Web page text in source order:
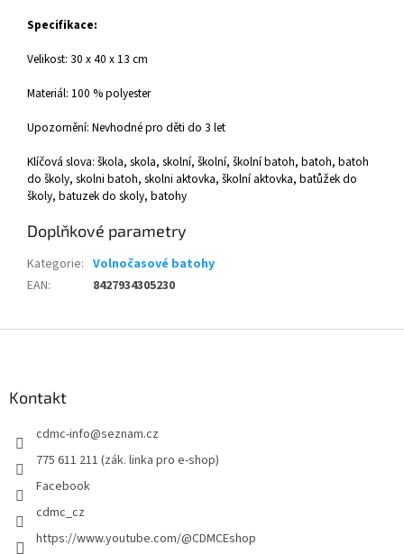
Specifikace:
Velikost: 30 x 40 x 13 cm
Materiál: 100 % polyester
Upozornění: Nevhodné pro děti do 3 let
Klíčová slova: škola, skola, skolní, školní, školní batoh, batoh, batoh
do školy, skolni batoh, skolni aktovka, školní aktovka, batůžek do
školy, batuzek do skoly, batohy
Doplňkové parametry
Kategorie: Volnočasové batohy
EAN: 8427934305230
Kontakt
cdmc-info@seznam.cz
775 611 211 (zák. linka pro e-shop)
Facebook
cdmc_cz
https://www.youtube.com/@CDMCEshop